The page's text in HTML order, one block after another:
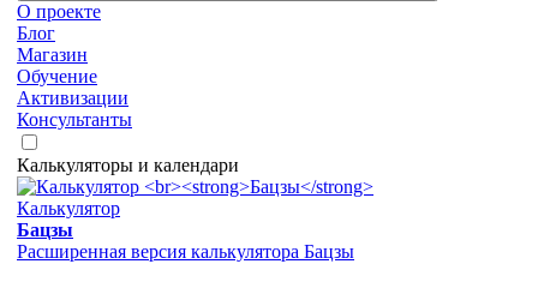
О проекте
Блог
Магазин
Обучение
Активизации
Консультанты
Калькуляторы и календари
Калькулятор
Бацзы
Расширенная версия калькулятора Бацзы